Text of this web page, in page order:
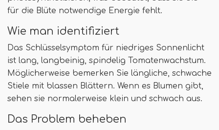
für die Blüte notwendige Energie fehlt.
Wie man identifiziert
Das Schlüsselsymptom für niedriges Sonnenlicht
ist lang, langbeinig, spindelig Tomatenwachstum.
Möglicherweise bemerken Sie längliche, schwache
Stiele mit blassen Blättern. Wenn es Blumen gibt,
sehen sie normalerweise klein und schwach aus.
Das Problem beheben